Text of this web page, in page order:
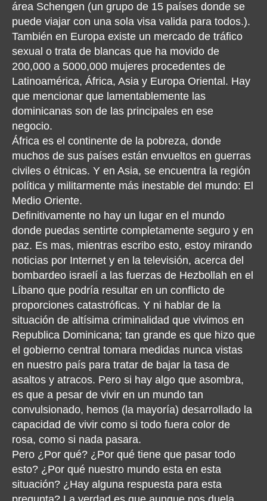
área Schengen (un grupo de 15 países donde se
puede viajar con una sola visa valida para todos.).
También en Europa existe un mercado de tráfico
sexual o trata de blancas que ha movido de
200,000 a 5000,000 mujeres procedentes de
Latinoamérica, África, Asia y Europa Oriental. Hay
que mencionar que lamentablemente las
dominicanas son de las principales en ese
negocio.
África es el continente de la pobreza, donde
muchos de sus países están envueltos en guerras
civiles o étnicas. Y en Asia, se encuentra la región
política y militarmente más inestable del mundo: El
Medio Oriente.
Definitivamente no hay un lugar en el mundo
donde puedas sentirte completamente seguro y en
paz. Es mas, mientras escribo esto, estoy mirando
noticias por Internet y en la televisión, acerca del
bombardeo israelí a las fuerzas de Hezbollah en el
Líbano que podría resultar en un conflicto de
proporciones catastróficas. Y ni hablar de la
situación de altísima criminalidad que vivimos en
Republica Dominicana; tan grande es que hizo que
el gobierno central tomara medidas nunca vistas
en nuestro país para tratar de bajar la tasa de
asaltos y atracos. Pero si hay algo que asombra,
es que a pesar de vivir en un mundo tan
convulsionado, hemos (la mayoría) desarrollado la
capacidad de vivir como si todo fuera color de
rosa, como si nada pasara.
Pero ¿Por qué? ¿Por qué tiene que pasar todo
esto? ¿Por qué nuestro mundo esta en esta
situación? ¿Hay alguna respuesta para esta